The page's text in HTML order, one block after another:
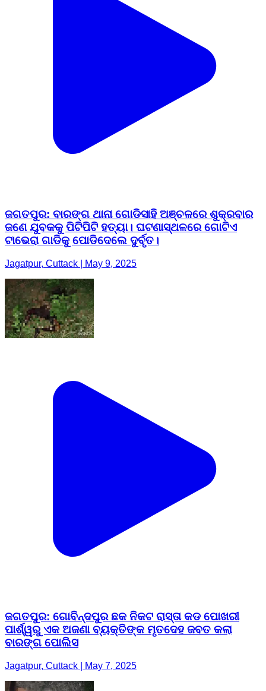
ଜଗତପୁର: ବାରଙ୍ଗ ଥାନା ଗୋଡିସାହି ଅଞ୍ଚଳରେ ଶୁକ୍ରବାର
ଜଣେ ଯୁବକକୁ ପିଟିପିଟି ହତ୍ୟା। ଘଟଣାସ୍ଥଳରେ ଗୋଟିଏ
ଟାଭେରା ଗାଡିକୁ ପୋଡିଦେଲେ ଦୁର୍ବୃତ।
Jagatpur, Cuttack | May 9, 2025
ଜଗତପୁର: ଗୋବିନ୍ଦପୁର ଛକ ନିକଟ ରାସ୍ତା କଡ ପୋଖରୀ
ପାର୍ଶ୍ୱରୁ ଏକ ଅଜଣା ବ୍ୟକ୍ତିଙ୍କ ମୃତଦେହ ଜବତ କଲା
ବାରଙ୍ଗ ପୋଲିସ
Jagatpur, Cuttack | May 7, 2025